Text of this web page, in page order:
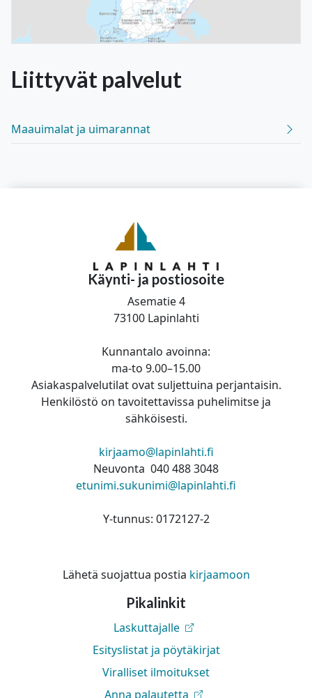
Liittyvät palvelut
Maauimalat ja uimarannat
Käynti- ja postiosoite
Asematie 4
73100 Lapinlahti
Kunnantalo avoinna:
ma-to 9.00–15.00
Asiakaspalvelutilat ovat suljettuina perjantaisin.
Henkilöstö on tavoitettavissa puhelimitse ja
sähköisesti.
kirjaamo@lapinlahti.fi
Neuvonta 040 488 3048
etunimi.sukunimi@lapinlahti.fi
Y-tunnus: 0172127-2
Lähetä suojattua postia kirjaamoon
Pikalinkit
Laskuttajalle
Esityslistat ja pöytäkirjat
Viralliset ilmoitukset
Anna palautetta